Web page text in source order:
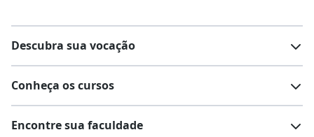
Descubra sua vocação
Conheça os cursos
Encontre sua faculdade